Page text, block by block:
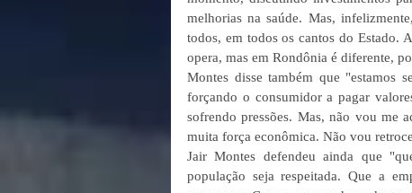
melhorias na saúde. Mas,
todos, em todos os cantos do Estado.
opera, mas em Rondônia é diferente,
Montes disse também que "estamos
forçando o consumidor a pagar
sofrendo pressões. Mas, não vou me
muita força econômica. Não vou
Jair Montes defendeu ainda que
população seja respeitada. Que a